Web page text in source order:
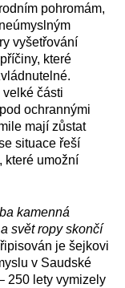
pohromám,
vyšetřování
které
části
ochrannými
mají zůstat
situace řeší
které umožní
kamenná
svět ropy skončí
je šejkovi
v Saudské
250 lety vymizely